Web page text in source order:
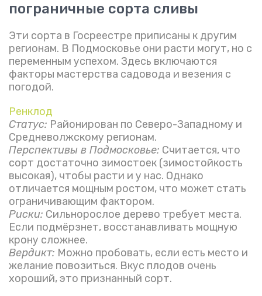
пограничные сорта сливы
Эти сорта в Госреестре приписаны к другим
регионам. В Подмосковье они расти могут, но с
переменным успехом. Здесь включаются
факторы мастерства садовода и везения с
погодой.
Ренклод
Статус: Районирован по Северо-Западному и
Средневолжскому регионам.
Перспективы в Подмосковье: Считается, что
сорт достаточно зимостоек (зимостойкость
высокая), чтобы расти и у нас. Однако
отличается мощным ростом, что может стать
ограничивающим фактором.
Риски: Сильнорослое дерево требует места.
Если подмёрзнет, восстанавливать мощную
крону сложнее.
Вердикт: Можно пробовать, если есть место и
желание повозиться. Вкус плодов очень
хороший, это признанный сорт.